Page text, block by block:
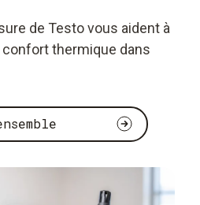
de Testo vous aident à
thermique dans